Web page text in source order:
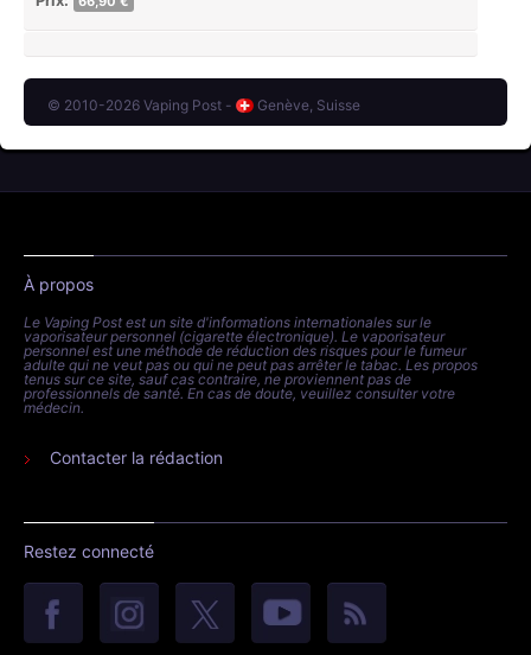
© 2010-2026 Vaping Post - Genève, Suisse
À propos
Le Vaping Post est un site d'informations internationales sur le
vaporisateur personnel (cigarette électronique). Le vaporisateur
personnel est une méthode de réduction des risques pour le fumeur
adulte qui ne veut pas ou qui ne peut pas arrêter le tabac. Les propos
tenus sur ce site, sauf cas contraire, ne proviennent pas de
professionnels de santé. En cas de doute, veuillez consulter votre
médecin.
Contacter la rédaction
Restez connecté